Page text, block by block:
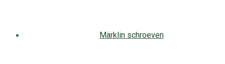
Märklin schroeven